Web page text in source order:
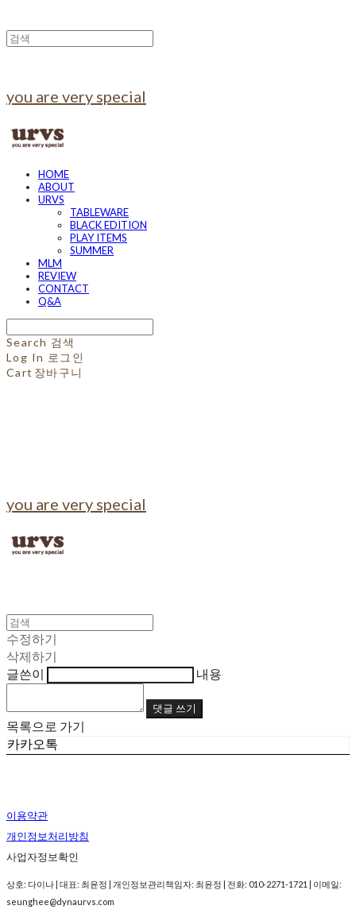
you are very special
HOME
ABOUT
URVS
TABLEWARE
BLACK EDITION
PLAY ITEMS
SUMMER
MLM
REVIEW
CONTACT
Q&A
Search 검색
Log In 로그인
Cart 장바구니
you are very special
수정하기
삭제하기
글쓴이
내용
댓글 쓰기
목록으로 가기
카카오톡
이용약관
개인정보처리방침
사업자정보확인
상호: 다이나 | 대표: 최윤정 | 개인정보관리책임자: 최윤정 | 전화: 010-2271-1721 | 이메일:
seunghee@dynaurvs.com